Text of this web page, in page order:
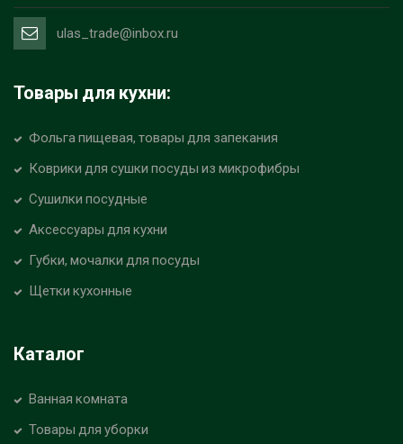
ulas_trade@inbox.ru
Товары для кухни:
Фольга пищевая, товары для запекания
Коврики для сушки посуды из микрофибры
Сушилки посудные
Аксессуары для кухни
Губки, мочалки для посуды
Щетки кухонные
Каталог
Ванная комната
Товары для уборки